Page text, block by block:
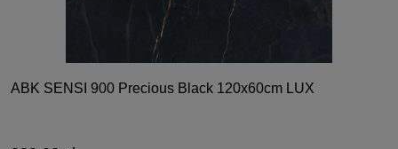
ABK SENSI 900 Precious Black 120x60cm LUX